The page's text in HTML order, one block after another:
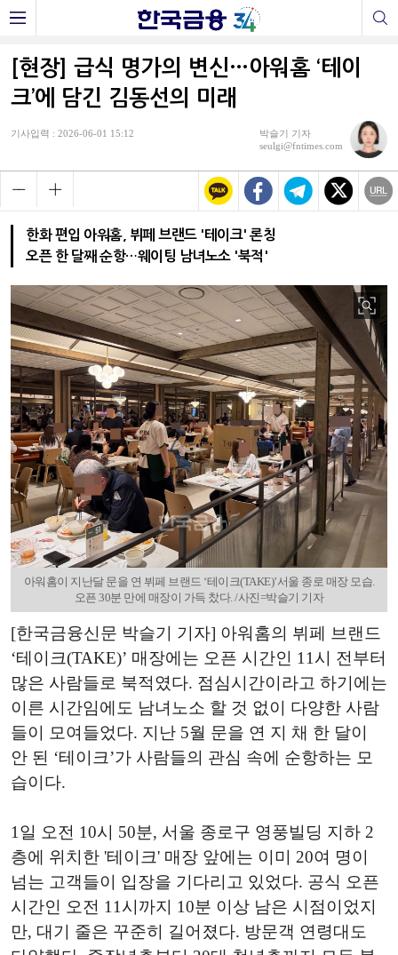
[현장] 급식 명가의 변신…아워홈 ‘테이
크’에 담긴 김동선의 미래
기사입력 : 2026-06-01 15:12
박슬기 기자
seulgi@fntimes.com
한화 편입 아워홈, 뷔페 브랜드 '테이크' 론칭
오픈 한 달째 순항…웨이팅 남녀노소 '북적'
아워홈이 지난달 문을 연 뷔페 브랜드 ‘테이크(TAKE)’서울 종로 매장 모습.
오픈 30분 만에 매장이 가득 찼다. /사진=박슬기 기자
[한국금융신문 박슬기 기자] 아워홈의 뷔페 브랜드
‘테이크(TAKE)’ 매장에는 오픈 시간인 11시 전부터
많은 사람들로 북적였다. 점심시간이라고 하기에는
이른 시간임에도 남녀노소 할 것 없이 다양한 사람
들이 모여들었다. 지난 5월 문을 연 지 채 한 달이
안 된 ‘테이크’가 사람들의 관심 속에 순항하는 모
습이다.
1일 오전 10시 50분, 서울 종로구 영풍빌딩 지하 2
층에 위치한 '테이크' 매장 앞에는 이미 20여 명이
넘는 고객들이 입장을 기다리고 있었다. 공식 오픈
시간인 오전 11시까지 10분 이상 남은 시점이었지
만, 대기 줄은 꾸준히 길어졌다. 방문객 연령대도